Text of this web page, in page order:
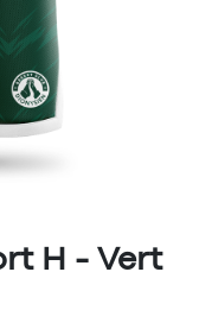
H - Vert